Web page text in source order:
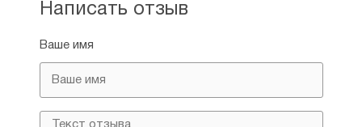
послушание чтеца-певчей в
Исповедника.
(заочно).
Написать отзыв
Ваше имя